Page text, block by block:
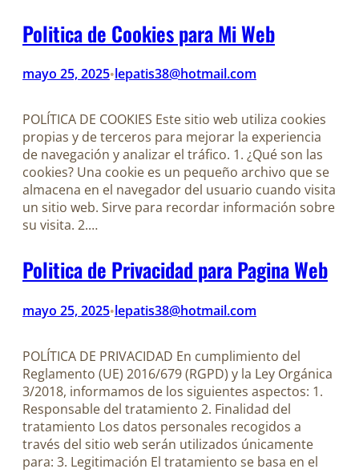
Politica de Cookies para Mi Web
mayo 25, 2025•lepatis38@hotmail.com
POLÍTICA DE COOKIES Este sitio web utiliza cookies
propias y de terceros para mejorar la experiencia
de navegación y analizar el tráfico. 1. ¿Qué son las
cookies? Una cookie es un pequeño archivo que se
almacena en el navegador del usuario cuando visita
un sitio web. Sirve para recordar información sobre
su visita. 2.…
Politica de Privacidad para Pagina Web
mayo 25, 2025•lepatis38@hotmail.com
POLÍTICA DE PRIVACIDAD En cumplimiento del
Reglamento (UE) 2016/679 (RGPD) y la Ley Orgánica
3/2018, informamos de los siguientes aspectos: 1.
Responsable del tratamiento 2. Finalidad del
tratamiento Los datos personales recogidos a
través del sitio web serán utilizados únicamente
para: 3. Legitimación El tratamiento se basa en el